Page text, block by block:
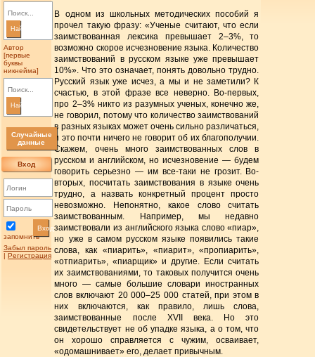
Найти
Автор
[первые
буквы
никнейма]
Найти
Случайные
данные
Вход
запомнить
Вход
Забыл пароль
| Регистрация
В одном из школьных методических пособий я
прочел такую фразу: «Ученые считают, что если
заимствованная лексика превышает 2–3%, то
возможно скорое исчезновение языка. Количество
заимствований в русском языке уже превышает
10%». Что это означает, понять довольно трудно.
Русский язык уже исчез, а мы и не заметили? К
счастью, в этой фразе все неверно. Во-первых,
про 2–3% никто из разумных ученых, конечно же,
не говорил, потому что количество заимствований
в разных языках может очень сильно различаться,
и это почти ничего не говорит об их благополучии.
Скажем, очень много заимствованных слов в
русском и английском, но исчезновение — будем
говорить серьезно — им все-таки не грозит. Во-
вторых, посчитать заимствования в языке очень
трудно, а назвать конкретный процент просто
невозможно. Непонятно, какое слово считать
заимствованным. Например, мы недавно
заимствовали из английского языка слово «пиар»,
но уже в самом русском языке появились такие
слова, как «пиарить», «пиарит», «пропиарить»,
«отпиарить», «пиарщик» и другие. Если считать
их заимствованиями, то таковых получится очень
много — самые большие словари иностранных
слов включают 20 000–25 000 статей, при этом в
них включаются, как правило, лишь слова,
заимствованные после XVII века. Но это
свидетельствует не об упадке языка, а о том, что
он хорошо справляется с чужим, осваивает,
«одомашнивает» его, делает привычным.